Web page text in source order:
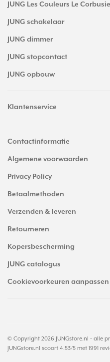
JUNG Les Couleurs Le
JUNG schakelaar
JUNG dimmer
JUNG stopcontact
JUNG opbouw
Klantenservice
Contactinformatie
Algemene voorwaarden
Privacy Policy
Betaalmethoden
Verzenden & leveren
Retourneren
Kopersbescherming
JUNG catalogus
Cookievoorkeuren aanpassen
© Copyright 2026 JUNGstore.nl - alle
JUNGstore.nl scoort 4.53/5 met 1991